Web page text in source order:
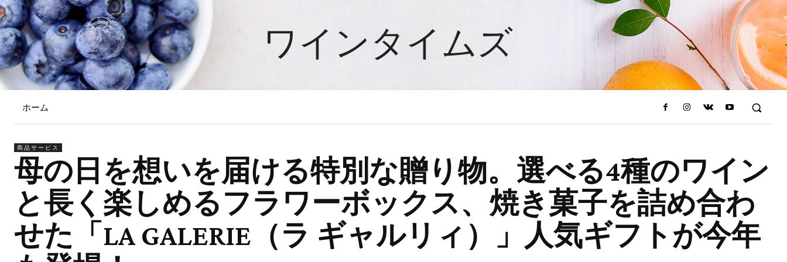
ワインタイムズ
ホーム
商品サービス
母の日を想いを届ける特別な贈り物。選べる4種のワイン
と長く楽しめるフラワーボックス、焼き菓子を詰め合わ
せた「LA GALERIE（ラ ギャルリィ）」人気ギフトが今年